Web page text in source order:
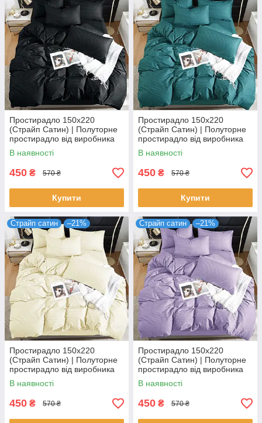
Простирадло 150х220
(Страйп Сатин) | Полуторне
простирадло від виробника
"Королева Ночі" | Чорний
страйп сатин
В наявності
450 ₴ 570 ₴
Купити
Простирадло 150х220
(Страйп Сатин) | Полуторне
простирадло від виробника
"Королева Ночі" | Бірюзовий
страйп сатин
В наявності
450 ₴ 570 ₴
Купити
Страйп сатин –21%
Простирадло 150х220
(Страйп Сатин) | Полуторне
простирадло від виробника
"Королева Ночі" | Молочний
страйп сатин
В наявності
450 ₴ 570 ₴
Страйп сатин –21%
Простирадло 150х220
(Страйп Сатин) | Полуторне
простирадло від виробника
"Королева Ночі" | Бузковий
страйп сатин
В наявності
450 ₴ 570 ₴